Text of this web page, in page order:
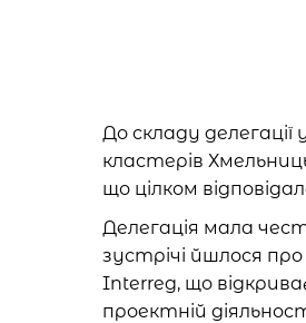
До складу
кластерів
що цілком
Делегація мала
зустрічі йшлося
Interreg, що
проектній